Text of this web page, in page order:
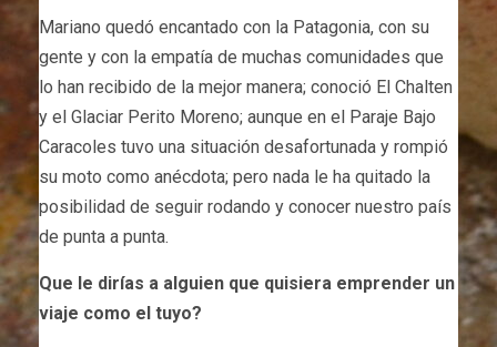
Mariano quedó encantado con la Patagonia, con su
gente y con la empatía de muchas comunidades que
lo han recibido de la mejor manera; conoció El Chalten
y el Glaciar Perito Moreno; aunque en el Paraje Bajo
Caracoles tuvo una situación desafortunada y rompió
su moto como anécdota; pero nada le ha quitado la
posibilidad de seguir rodando y conocer nuestro país
de punta a punta.
Que le dirías a alguien que quisiera emprender un
viaje como el tuyo?